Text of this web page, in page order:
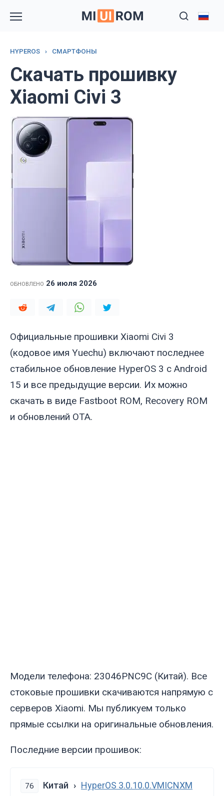
HYPEROS › СМАРТФОНЫ
Скачать прошивку
Xiaomi Civi 3
ОБНОВЛЕНО 26 июля 2026
Официальные прошивки Xiaomi Civi 3
(кодовое имя Yuechu) включают последнее
стабильное обновление HyperOS 3 с Android
15 и все предыдущие версии. Их можно
скачать в виде Fastboot ROM, Recovery ROM
и обновлений OTA.
Модели телефона: 23046PNC9C (Китай). Все
стоковые прошивки скачиваются напрямую с
серверов Xiaomi. Мы публикуем только
прямые ссылки на оригинальные обновления.
Последние версии прошивок:
76 Китай HyperOS 3.0.10.0.VMICNXM